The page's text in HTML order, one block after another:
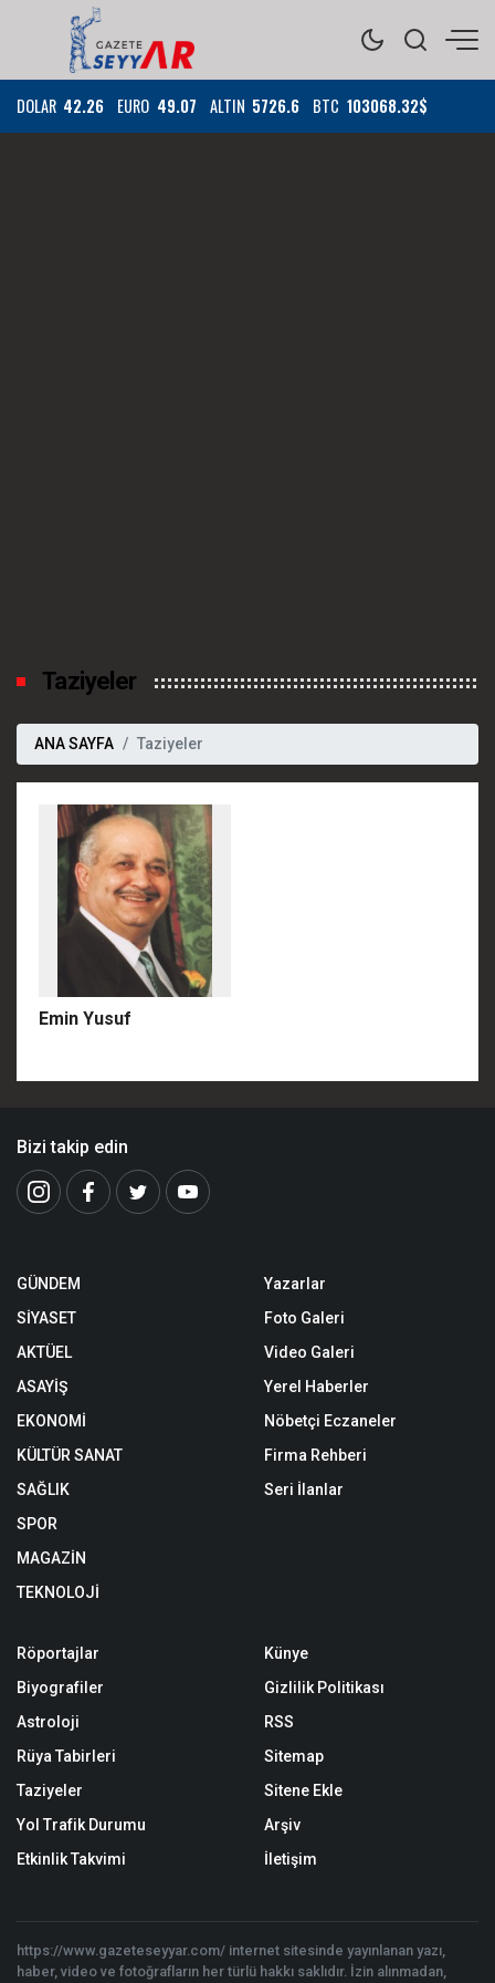
DOLAR 42.26 EURO 49.07 ALTIN 5726.6 BTC 103068.32$
Taziyeler
ANA SAYFA Taziyeler
Emin Yusuf
Bizi takip edin
GÜNDEM
SİYASET
AKTÜEL
ASAYİŞ
EKONOMİ
KÜLTÜR SANAT
SAĞLIK
SPOR
MAGAZİN
TEKNOLOJİ
Yazarlar
Foto Galeri
Video Galeri
Yerel Haberler
Nöbetçi Eczaneler
Firma Rehberi
Seri İlanlar
Röportajlar
Biyografiler
Astroloji
Rüya Tabirleri
Taziyeler
Yol Trafik Durumu
Etkinlik Takvimi
Künye
Gizlilik Politikası
RSS
Sitemap
Sitene Ekle
Arşiv
İletişim
https://www.gazeteseyyar.com/ internet sitesinde yayınlanan yazı,
haber, video ve fotoğrafların her türlü hakkı saklıdır. İzin alınmadan,